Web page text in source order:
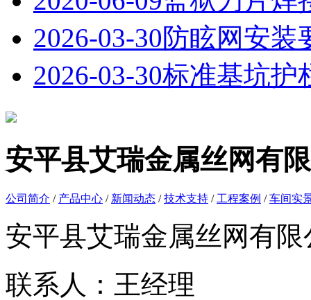
2026-03-30防眩网安装
2026-03-30标准基坑护
安平县艾瑞金属丝网有
公司简介 / 产品中心 / 新闻动态 /技术支持 / 工程案例 /车间实
安平县艾瑞金属丝网有限
联系人：王经理